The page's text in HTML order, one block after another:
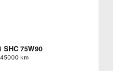
SHC 75W90
km